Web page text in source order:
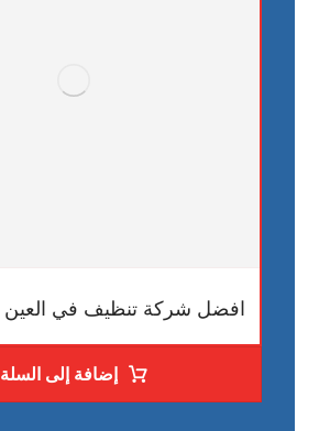
افضل شركة تنظيف في العين 0527282069
إضافة إلى السلة